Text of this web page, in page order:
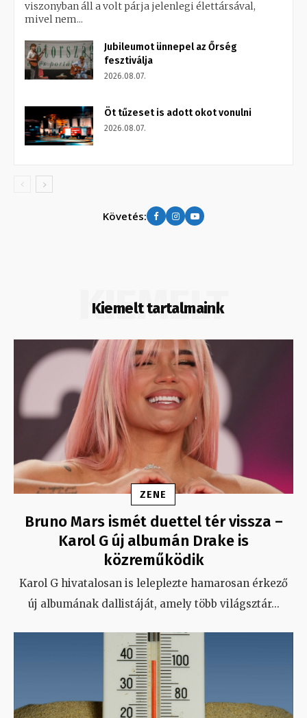
viszonyban áll a volt párja jelenlegi élettársával,
mivel nem...
Jubileumot ünnepel az Őrség
fesztiválja
2026.08.07.
Öt tűzeset is adott okot vonulni
2026.08.07.
Követés:
Kiemelt tartalmaink
KIEMELT
ZENE
Bruno Mars ismét duettel tér vissza –
Karol G új albumán Drake is
közreműködik
Karol G hivatalosan is leleplezte hamarosan érkező
új albumának dallistáját, amely több világsztár...